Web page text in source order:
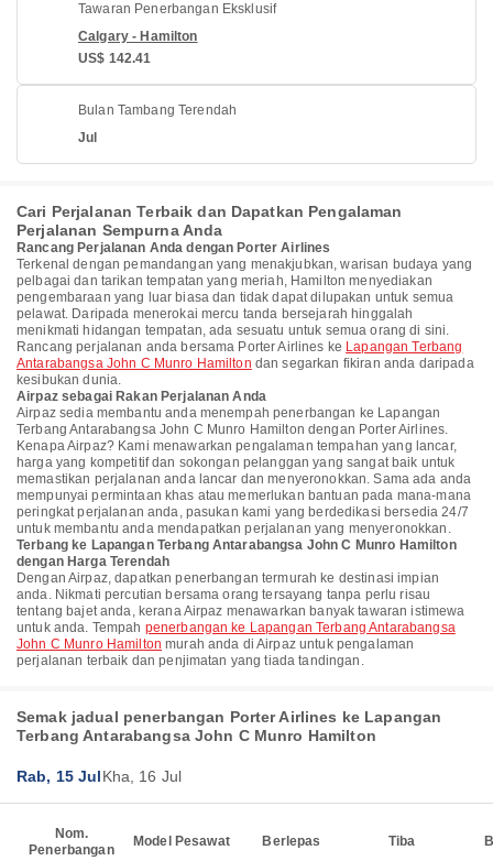
Tawaran Penerbangan Eksklusif
Calgary - Hamilton
US$ 142.41
Bulan Tambang Terendah
Jul
Cari Perjalanan Terbaik dan Dapatkan Pengalaman
Perjalanan Sempurna Anda
Rancang Perjalanan Anda dengan Porter Airlines
Terkenal dengan pemandangan yang menakjubkan, warisan budaya yang
pelbagai dan tarikan tempatan yang meriah, Hamilton menyediakan
pengembaraan yang luar biasa dan tidak dapat dilupakan untuk semua
pelawat. Daripada menerokai mercu tanda bersejarah hinggalah
menikmati hidangan tempatan, ada sesuatu untuk semua orang di sini.
Rancang perjalanan anda bersama Porter Airlines ke Lapangan Terbang
Antarabangsa John C Munro Hamilton dan segarkan fikiran anda daripada
kesibukan dunia.
Airpaz sebagai Rakan Perjalanan Anda
Airpaz sedia membantu anda menempah penerbangan ke Lapangan
Terbang Antarabangsa John C Munro Hamilton dengan Porter Airlines.
Kenapa Airpaz? Kami menawarkan pengalaman tempahan yang lancar,
harga yang kompetitif dan sokongan pelanggan yang sangat baik untuk
memastikan perjalanan anda lancar dan menyeronokkan. Sama ada anda
mempunyai permintaan khas atau memerlukan bantuan pada mana-mana
peringkat perjalanan anda, pasukan kami yang berdedikasi bersedia 24/7
untuk membantu anda mendapatkan perjalanan yang menyeronokkan.
Terbang ke Lapangan Terbang Antarabangsa John C Munro Hamilton
dengan Harga Terendah
Dengan Airpaz, dapatkan penerbangan termurah ke destinasi impian
anda. Nikmati percutian bersama orang tersayang tanpa perlu risau
tentang bajet anda, kerana Airpaz menawarkan banyak tawaran istimewa
untuk anda. Tempah penerbangan ke Lapangan Terbang Antarabangsa
John C Munro Hamilton murah anda di Airpaz untuk pengalaman
perjalanan terbaik dan penjimatan yang tiada tandingan.
Semak jadual penerbangan Porter Airlines ke Lapangan
Terbang Antarabangsa John C Munro Hamilton
Rab, 15 JulKha, 16 Jul
Nom.
Penerbangan
Model Pesawat Berlepas Tiba